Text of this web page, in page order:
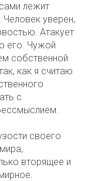
лежит
Человек уверен,
Атакует
его. Чужой
собственной
как я считаю
с
своего
вторящее и